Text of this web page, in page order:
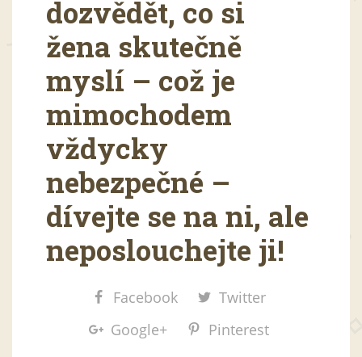
dozvědět, co si
žena skutečně
myslí – což je
mimochodem
vždycky
nebezpečné –
dívejte se na ni, ale
neposlouchejte ji!
Facebook
Twitter
Google+
Pinterest